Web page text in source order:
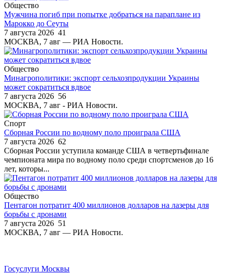
Общество
Мужчина погиб при попытке добраться на параплане из
Марокко до Сеуты
7 августа 2026 41
МОСКВА, 7 авг — РИА Новости.
Общество
Минагрополитики: экспорт сельхозпродукции Украины
может сократиться вдвое
7 августа 2026 56
МОСКВА, 7 авг - РИА Новости.
Спорт
Сборная России по водному поло проиграла США
7 августа 2026 62
Сборная России уступила команде США в четвертьфинале
чемпионата мира по водному поло среди спортсменов до 16
лет, которы...
Общество
Пентагон потратит 400 миллионов долларов на лазеры для
борьбы с дронами
7 августа 2026 51
МОСКВА, 7 авг — РИА Новости.
Госуслуги Москвы